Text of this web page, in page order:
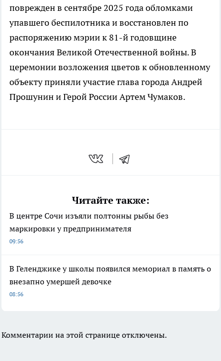
поврежден в сентябре 2025 года обломками
упавшего беспилотника и восстановлен по
распоряжению мэрии к 81-й годовщине
окончания Великой Отечественной войны. В
церемонии возложения цветов к обновленному
объекту приняли участие глава города Андрей
Прошунин и Герой России Артем Чумаков.
Читайте также:
В центре Сочи изъяли полтонны рыбы без
маркировки у предпринимателя
09:56
В Геленджике у школы появился мемориал в память о
внезапно умершей девочке
08:56
Комментарии на этой странице отключены.